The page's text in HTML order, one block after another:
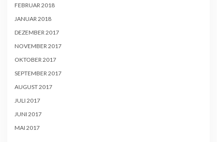
FEBRUAR 2018
JANUAR 2018
DEZEMBER 2017
NOVEMBER 2017
OKTOBER 2017
SEPTEMBER 2017
AUGUST 2017
JULI 2017
JUNI 2017
MAI 2017